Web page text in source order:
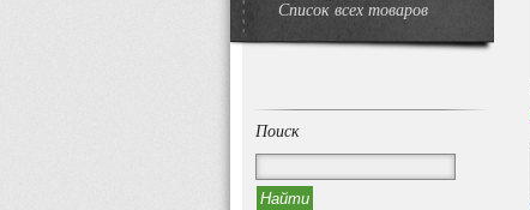
Список всех товаров
Поиск